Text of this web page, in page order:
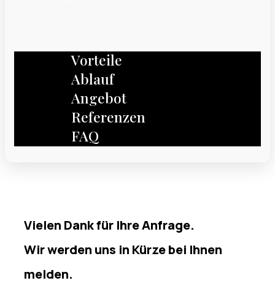
Vorteile
Ablauf
Angebot
Referenzen
FAQ
Vielen Dank für Ihre Anfrage.
Wir werden uns in Kürze bei Ihnen
melden.